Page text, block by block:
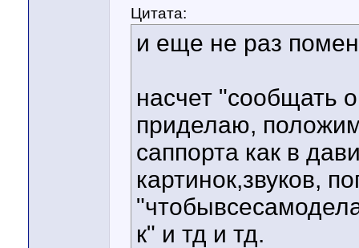
Цитата:
и еще не раз
насчет "сообщать
приделаю,
саппорта как в
картинок,звуков,
к" и тд и тд.